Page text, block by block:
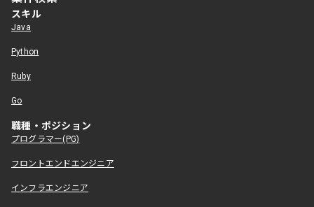
スキル
Java
Python
Ruby
Go
職種・ポジション
プログラマー(PG)
フロントエンドエンジニア
インフラエンジニア